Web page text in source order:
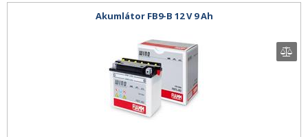
Akumlátor FB9-B 12 V 9 Ah